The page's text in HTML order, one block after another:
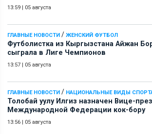
13:59 | 05 августа
ГЛАВНЫЕ НОВОСТИ / ЖЕНСКИЙ ФУТБОЛ
Футболистка из Кыргызстана Айжан
сыграла в Лиге Чемпионов
13:57 | 05 августа
ГЛАВНЫЕ НОВОСТИ / НАЦИОНАЛЬНЫЕ ВИДЫ
Толобай уулу Илгиз назначен Вице-
Международной Федерации кок-бору
13:56 | 05 августа